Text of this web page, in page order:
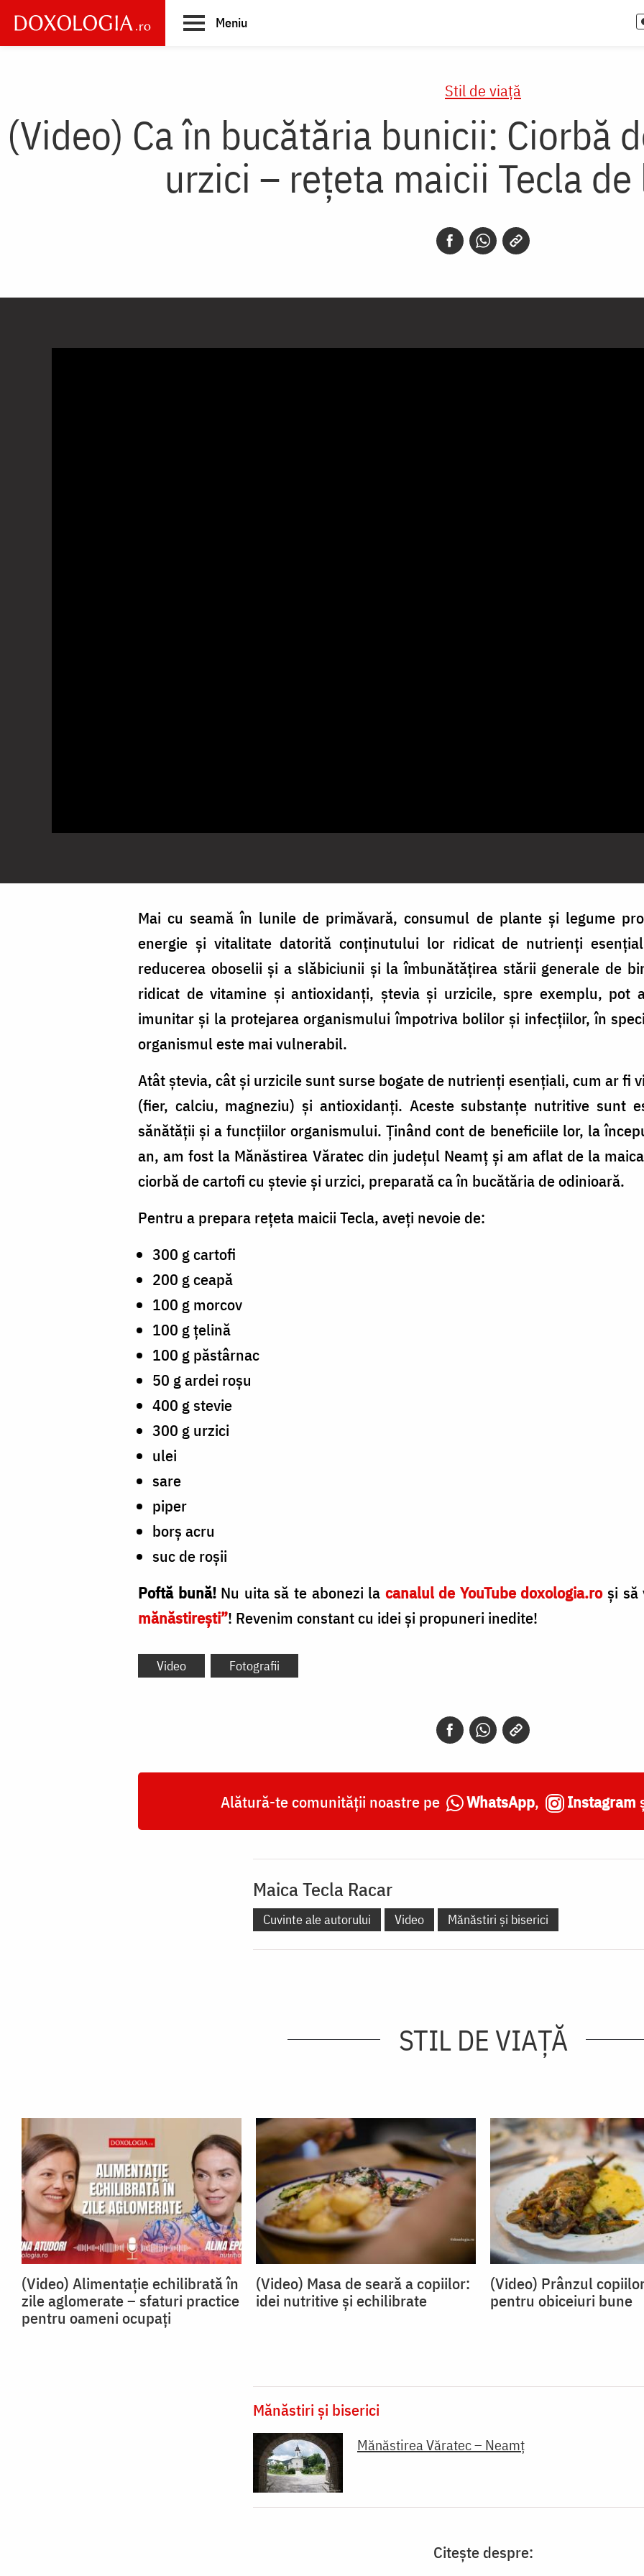
main
Meniu
Stil de viaţă
(Video) Ca în bucătăria bunicii: Ciorbă
urzici – rețeta maicii Tecla de
Mai cu seamă în lunile de primăvară, consumul de plante și legume
energie și vitalitate datorită conținutului lor ridicat de nutrienți
reducerea oboselii și a slăbiciunii și la îmbunătățirea stării generale de
ridicat de vitamine și antioxidanți, ștevia și urzicile, spre exemplu, pot
imunitar și la protejarea organismului împotriva bolilor și infecțiilor, în
organismul este mai vulnerabil.
Atât ștevia, cât și urzicile sunt surse bogate de nutrienți esențiali, cum ar fi
(fier, calciu, magneziu) și antioxidanți. Aceste substanțe nutritive sunt
sănătății și a funcțiilor organismului. Ținând cont de beneficiile lor, la
an,am fost la Mănăstirea Văratec din județul Neamț și am aflat de la
ciorbă de cartofi cu ștevie și urzici, preparată ca în bucătăria de odinioară.
Pentru a prepara rețeta maicii Tecla, aveți nevoie de:
300 g cartofi
200 g ceapă
100 g morcov
100 g țelină
100 g păstârnac
50 g ardei roșu
400 g stevie
300 g urzici
ulei
sare
piper
borș acru
suc de roșii
Poftă bună! Nu uitasă te abonezi la canalul de YouTube doxologia.roși să
mănăstirești”! Revenim constant cu idei și propuneri inedite!
Video Fotografii
Alătură-te comunității noastre pe WhatsApp, Instagram
Maica Tecla Racar
Cuvinte ale autorului Video Mănăstiri și biserici
STIL DE VIAŢĂ
(Video) Alimentație echilibrată în
zile aglomerate – sfaturi practice
pentru oameni ocupați
(Video) Masa de seară a copiilor:
idei nutritive și echilibrate
(Video) Prânzul
pentru obiceiuri bune
Mănăstiri și biserici
Mănăstirea Văratec – Neamț
Citește despre: